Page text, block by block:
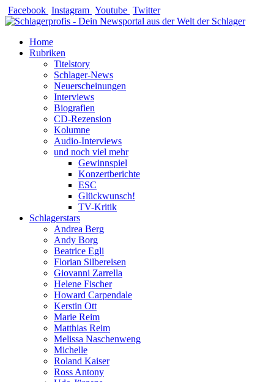
Zum
Inhalt
Facebook Instagram Youtube Twitter
Home
Rubriken
Titelstory
Schlager-News
Neuerscheinungen
Interviews
Biografien
CD-Rezension
Kolumne
Audio-Interviews
und noch viel mehr
Gewinnspiel
Konzertberichte
ESC
Glückwunsch!
TV-Kritik
Schlagerstars
Andrea Berg
Andy Borg
Beatrice Egli
Florian Silbereisen
Giovanni Zarrella
Helene Fischer
Howard Carpendale
Kerstin Ott
Marie Reim
Matthias Reim
Melissa Naschenweng
Michelle
Roland Kaiser
Ross Antony